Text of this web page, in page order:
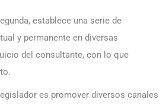
establece una serie de
y permanente en diversas
del consultante, con lo que
es promover diversos canales